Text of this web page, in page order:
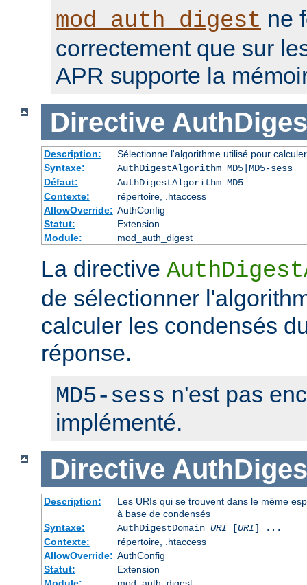
mod_auth_digest ne
correctement que sur
APR supporte la
Directive
Description:
Sélectionne l'algorithme utilisé pour
Syntaxe:
AuthDigestAlgorithm MD5|MD5-sess
Défaut:
AuthDigestAlgorithm MD5
Contexte:
répertoire, .htaccess
AllowOverride: AuthConfig
Statut:
Extension
Module:
mod_auth_digest
La directive
de sélectionner
calculer les condensés
réponse.
MD5-sess n'est pas
implémenté.
Directive
Description:
Les URIs qui se trouvent dans le même
à base de condensés
Syntaxe:
AuthDigestDomain URI[URI] ...
Contexte:
répertoire, .htaccess
AllowOverride: AuthConfig
Statut:
Extension
Module:
mod_auth_digest